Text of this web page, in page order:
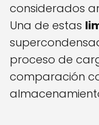
considerados
Una de estas
proceso de
comparación